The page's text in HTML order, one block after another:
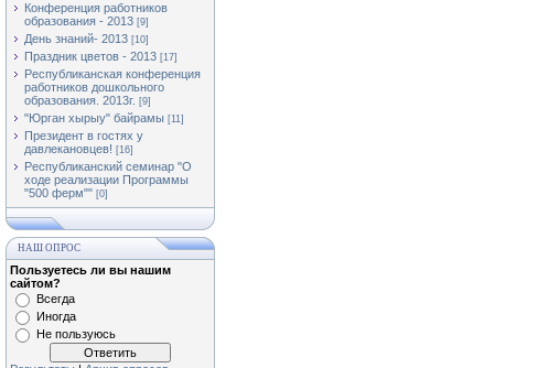
Конференция работников
образования - 2013 [9]
День знаний- 2013 [10]
Праздник цветов - 2013 [17]
Республиканская конференция
работников дошкольного
образования. 2013г. [9]
"Юрган хырыу" байрамы [11]
Президент в гостях у
давлекановцев! [16]
Республиканский семинар "О
ходе реализации Программы
"500 ферм"" [0]
НАШ ОПРОС
Пользуетесь ли вы нашим
сайтом?
Всегда
Иногда
Не пользуюсь